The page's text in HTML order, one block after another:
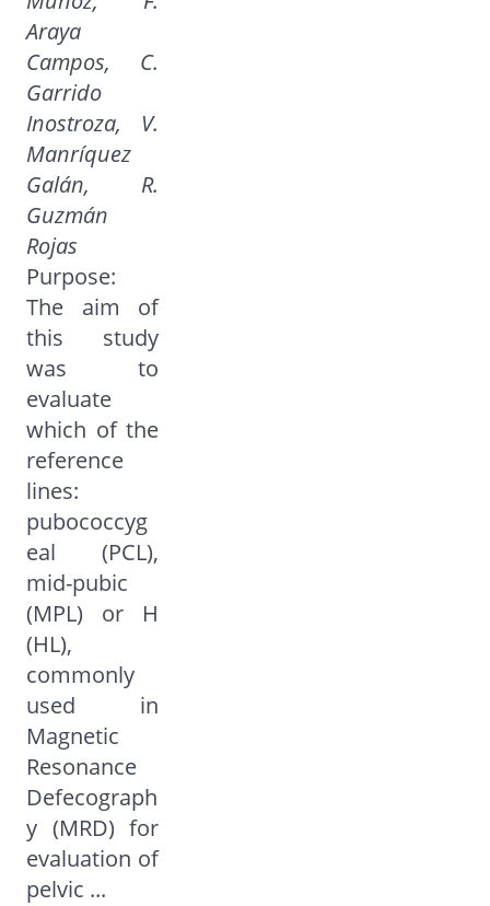
Araya
Campos, C.
Garrido
Inostroza, V.
Manríquez
Galán, R.
Guzmán
Rojas
Purpose:
The aim of
this study
was to
evaluate
which of the
reference
lines:
pubococcyg
eal (PCL),
mid-pubic
(MPL) or H
(HL),
commonly
used in
Magnetic
Resonance
Defecograph
y (MRD) for
evaluation of
pelvic ...